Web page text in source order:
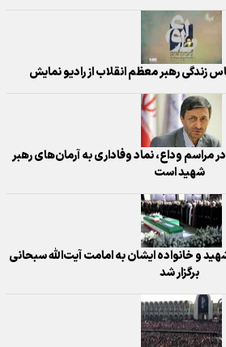
رهبر معظم انقلاب از رادیو نمایش
وداع، نماد وفاداری به آرمان‌های رهبر
شهید است
و خانواده ایشان به امامت آیت‌الله سبحانی
برگزار شد